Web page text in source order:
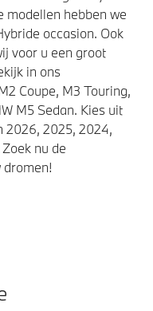
modellen hebben we
occasion. Ook
voor u een groot
in ons
Coupe, M3 Touring,
M5 Sedan. Kies uit
2026, 2025, 2024,
nu de
dromen!